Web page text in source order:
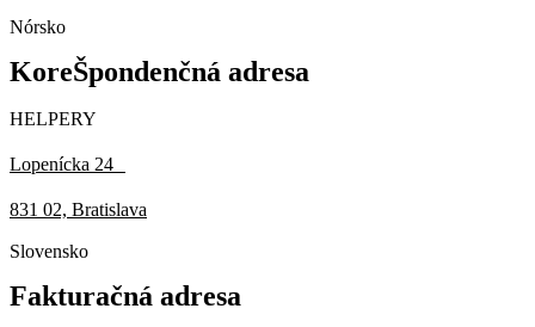
Nórsko
KoreŠpondenčná adresa
HELPERY
Lopenícka 24
831 02, Bratislava
Slovensko
Fakturačná adresa